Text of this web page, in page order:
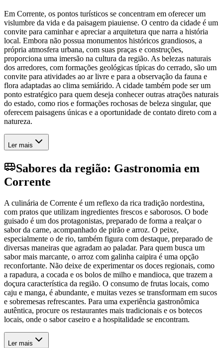
Em Corrente, os pontos turísticos se concentram em oferecer um
vislumbre da vida e da paisagem piauiense. O centro da cidade é um
convite para caminhar e apreciar a arquitetura que narra a história
local. Embora não possua monumentos históricos grandiosos, a
própria atmosfera urbana, com suas praças e construções,
proporciona uma imersão na cultura da região. As belezas naturais
dos arredores, com formações geológicas típicas do cerrado, são um
convite para atividades ao ar livre e para a observação da fauna e
flora adaptadas ao clima semiárido. A cidade também pode ser um
ponto estratégico para quem deseja conhecer outras atrações naturais
do estado, como rios e formações rochosas de beleza singular, que
oferecem paisagens únicas e a oportunidade de contato direto com a
natureza.
Ler mais
Sabores da região: Gastronomia em
Corrente
A culinária de Corrente é um reflexo da rica tradição nordestina,
com pratos que utilizam ingredientes frescos e saborosos. O bode
guisado é um dos protagonistas, preparado de forma a realçar o
sabor da carne, acompanhado de pirão e arroz. O peixe,
especialmente o de rio, também figura com destaque, preparado de
diversas maneiras que agradam ao paladar. Para quem busca um
sabor mais marcante, o arroz com galinha caipira é uma opção
reconfortante. Não deixe de experimentar os doces regionais, como
a rapadura, a cocada e os bolos de milho e mandioca, que trazem a
doçura característica da região. O consumo de frutas locais, como
caju e manga, é abundante, e muitas vezes se transformam em sucos
e sobremesas refrescantes. Para uma experiência gastronômica
autêntica, procure os restaurantes mais tradicionais e os botecos
locais, onde o sabor caseiro e a hospitalidade se encontram.
Ler mais